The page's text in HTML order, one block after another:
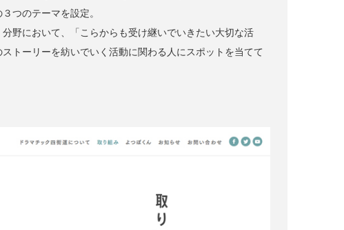
つのテーマを設定。
野において、「こらからも受け継いでいきたい大切な活
トーリーを紡いでいく活動に関わる人にスポットを当てて